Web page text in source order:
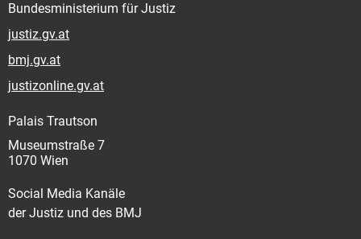
Bundesministerium für Justiz
justiz.gv.at
bmj.gv.at
justizonline.gv.at
Palais Trautson
Museumstraße 7
1070 Wien
Social Media Kanäle
der Justiz und des BMJ